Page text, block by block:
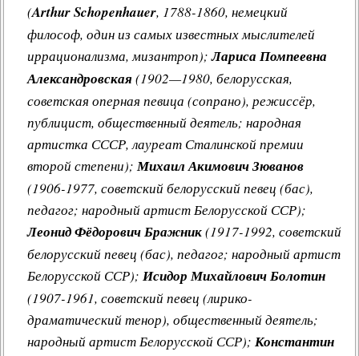
(Arthur Schopenhauer, 1788-1860, немецкий
философ, один из самых известных мыслителей
иррационализма, мизантроп);Лариса Помпеевна
Александровская (1902—1980, белорусская,
советская оперная певица (сопрано), режиссёр,
публицист, общественный деятель; народная
артистка СССР, лауреат Сталинской премии
второй степени);Михаил Акимович Зюванов
(1906-1977, советский белорусский певец (бас),
педагог; народный артист Белорусской ССР);
Леонид Фёдорович Бражник(1917-1992, советский
белорусский певец (бас), педагог; народный артист
Белорусской ССР); Исидор Михайлович Болотин
(1907-1961, советский певец (лирико-
драматический тенор), общественный деятель;
народный артист Белорусской ССР); Константин